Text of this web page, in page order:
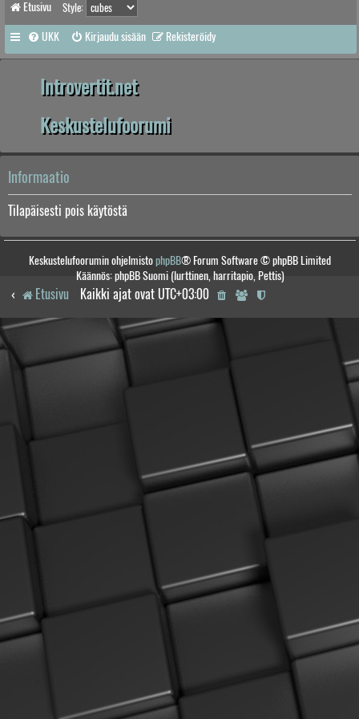
Etusivu Style:
UKK Kirjaudu sisään Rekisteröidy
Introvertit.net
Keskustelufoorumi
Informaatio
Tilapäisesti pois käytöstä
Keskustelufoorumin ohjelmistophpBB® Forum Software © phpBB Limited
Käännös: phpBB Suomi (lurttinen, harritapio, Pettis)
Etusivu Kaikki ajat ovat UTC+03:00